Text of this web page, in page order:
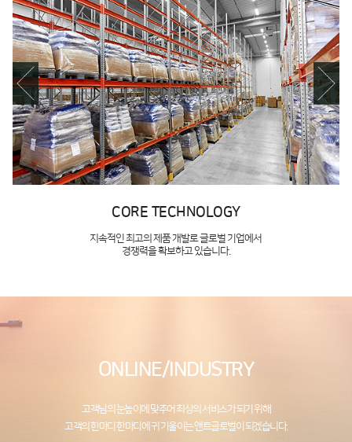
BUSINESS AREA
창조적인 혁신 글로벌 기업
고객의 꿈과 행복을 함께 만들어가는 기업
ONLINE/INDUSTRY
고객님의 눈높이에 맞추어 최상의 서비스가 되기 위해
고객의 한마디 한마디에 귀 기울이는 앤트글로벌이 되겠습니다.